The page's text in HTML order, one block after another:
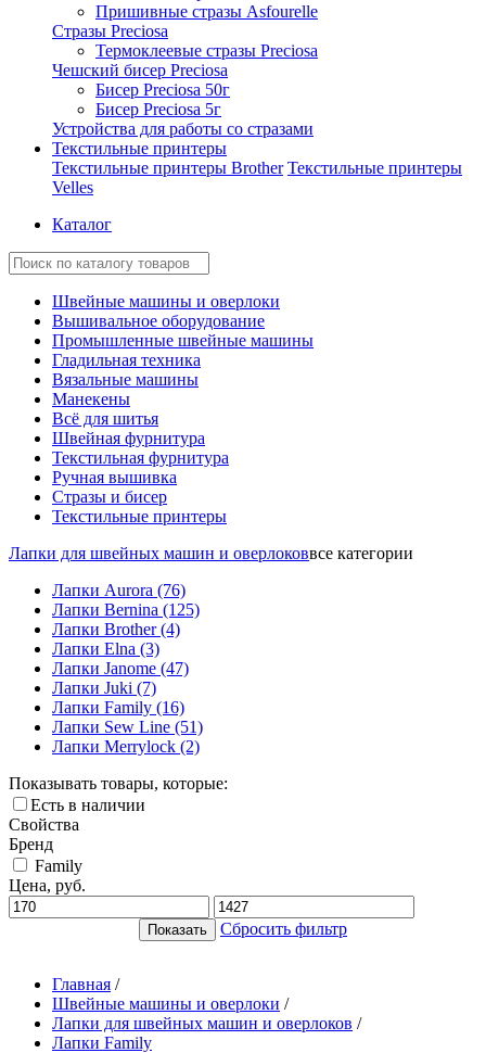
Пришивные стразы Asfourelle
Стразы Preciosa
Термоклеевые стразы Preciosa
Чешский бисер Preciosa
Бисер Preciosa 50г
Бисер Preciosa 5г
Устройства для работы со стразами
Текстильные принтеры
Текстильные принтеры Brother Текстильные принтеры
Velles
Каталог
Швейные машины и оверлоки
Вышивальное оборудование
Промышленные швейные машины
Гладильная техника
Вязальные машины
Манекены
Всё для шитья
Швейная фурнитура
Текстильная фурнитура
Ручная вышивка
Стразы и бисер
Текстильные принтеры
Лапки для швейных машин и оверлоковвсе категории
Лапки Aurora (76)
Лапки Bernina (125)
Лапки Brother(4)
Лапки Elna (3)
Лапки Janome (47)
Лапки Juki (7)
Лапки Family (16)
Лапки Sew Line (51)
Лапки Merrylock (2)
Показывать товары, которые:
Есть в наличии
Свойства
Бренд
Family
Цена, руб.
Сбросить фильтр
Главная /
Швейные машины и оверлоки /
Лапки для швейных машин и оверлоков /
Лапки Family